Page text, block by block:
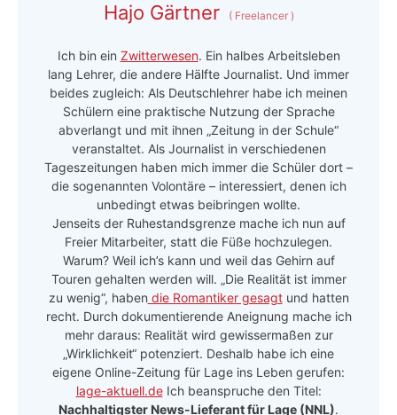
Hajo Gärtner (Freelancer )
Ich bin ein Zwitterwesen. Ein halbes Arbeitsleben
lang Lehrer, die andere Hälfte Journalist. Und immer
beides zugleich: Als Deutschlehrer habe ich meinen
Schülern eine praktische Nutzung der Sprache
abverlangt und mit ihnen „Zeitung in der Schule“
veranstaltet. Als Journalist in verschiedenen
Tageszeitungen haben mich immer die Schüler dort –
die sogenannten Volontäre – interessiert, denen ich
unbedingt etwas beibringen wollte.
Jenseits der Ruhestandsgrenze mache ich nun auf
Freier Mitarbeiter, statt die Füße hochzulegen.
Warum? Weil ich’s kann und weil das Gehirn auf
Touren gehalten werden will. „Die Realität ist immer
zu wenig“, haben die Romantiker gesagtund hatten
recht. Durch dokumentierende Aneignung mache ich
mehr daraus: Realität wird gewissermaßen zur
„Wirklichkeit“ potenziert. Deshalb habe ich eine
eigene Online-Zeitung für Lage ins Leben gerufen:
lage-aktuell.deIch beanspruche den Titel:
Nachhaltigster News-Lieferant für Lage (NNL).